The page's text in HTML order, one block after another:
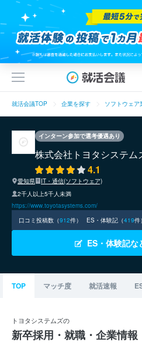
就活会議TOP 企業を探す ソフトウェア
インターン参加で選考優遇あり
株式会社トヨタシステム
4.1
愛知県
IT・通信(ソフトウェア)
2千人以上5千人未満
https://www.toyotasystems.com/
口コミ投稿数（912件） ES・体験記（419件）
ES・体験記な
TOP マッチ度 就活速報
トヨタシステムズの
新卒採用・就職・企業情報